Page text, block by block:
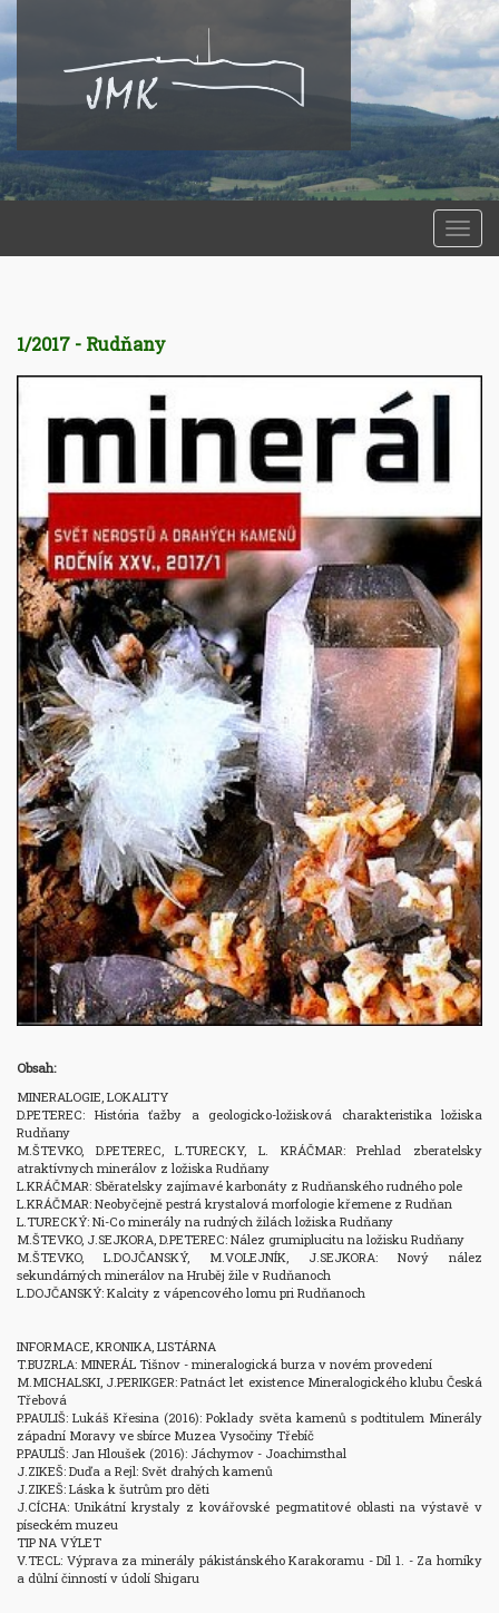
1/2017 - Rudňany
Obsah:
MINERALOGIE, LOKALITY
D.PETEREC: História ťažby a geologicko-ložisková charakteristika ložiska
Rudňany
M.ŠTEVKO, D.PETEREC, L.TURECKY, L. KRÁČMAR: Prehlad zberatelsky
atraktívnych minerálov z ložiska Rudňany
L.KRÁČMAR: Sběratelsky zajímavé karbonáty z Rudňanského rudného pole
L.KRÁČMAR: Neobyčejně pestrá krystalová morfologie křemene z Rudňan
L.TURECKÝ: Ni-Co minerály na rudných žilách ložiska Rudňany
M.ŠTEVKO, J.SEJKORA, D.PETEREC: Nález grumiplucitu na ložisku Rudňany
M.ŠTEVKO, L.DOJČANSKÝ, M.VOLEJNÍK, J.SEJKORA: Nový nález
sekundárných minerálov na Hruběj žile v Rudňanoch
L.DOJČANSKÝ: Kalcity z vápencového lomu pri Rudňanoch
INFORMACE, KRONIKA, LISTÁRNA
T.BUZRLA: MINERÁL Tišnov - mineralogická burza v novém provedení
M.MICHALSKI, J.PERIKGER: Patnáct let existence Mineralogického klubu Česká
Třebová
P.PAULIŠ: Lukáš Křesina (2016): Poklady světa kamenů s podtitulem Minerály
západní Moravy ve sbírce Muzea Vysočiny Třebíč
P.PAULIŠ: Jan Hloušek (2016): Jáchymov - Joachimsthal
J.ZIKEŠ: Duďa a Rejl: Svět drahých kamenů
J.ZIKEŠ: Láska k šutrům pro děti
J.CÍCHA: Unikátní krystaly z kovářovské pegmatitové oblasti na výstavě v
píseckém muzeu
TIP NA VÝLET
V.TECL: Výprava za minerály pákistánského Karakoramu - Díl 1. - Za horníky
a důlní činností v údolí Shigaru